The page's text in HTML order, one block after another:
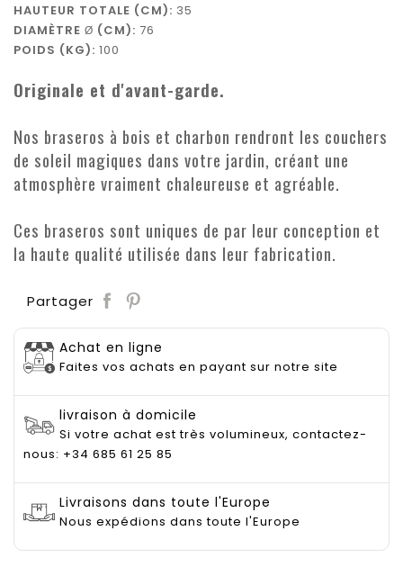
HAUTEUR TOTALE (CM): 35
DIAMÈTRE Ø (CM): 76
POIDS (KG): 100
Originale et d'avant-garde.
Nos braseros à bois et charbon rendront les couchers
de soleil magiques dans votre jardin, créant une
atmosphère vraiment chaleureuse et agréable.
Ces braseros sont uniques de par leur conception et
la haute qualité utilisée dans leur fabrication.
Partager
Achat en ligne
Faites vos achats en payant sur notre site
livraison à domicile
Si votre achat est très volumineux, contactez-
nous: +34 685 61 25 85
Livraisons dans toute l'Europe
Nous expédions dans toute l'Europe